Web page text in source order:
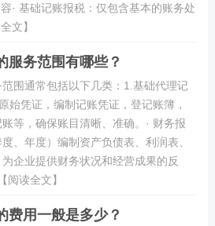
· 基础记账报税：仅包含基本的账务处
文】
服务范围有哪些？
围通常包括以下几类：1.基础代理记
始凭证，编制记账凭证，登记账簿，
等，确保账目清晰、准确。· 财务报
、年度）编制资产负债表、利润表、
企业提供财务状况和经营成果的反
阅读全文】
费用一般是多少？